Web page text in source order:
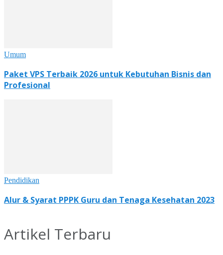
Umum
Paket VPS Terbaik 2026 untuk Kebutuhan Bisnis dan
Profesional
Pendidikan
Alur & Syarat PPPK Guru dan Tenaga Kesehatan 2023
Artikel Terbaru